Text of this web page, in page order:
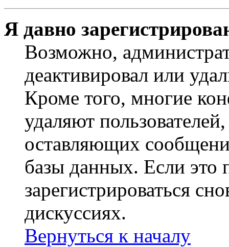
Я давно
Возможно,
деактивировал или
Кроме того, многие
удаляют
оставляющих
базы данных. Если это
зарегистрироваться
дискуссиях.
Вернуться к началу